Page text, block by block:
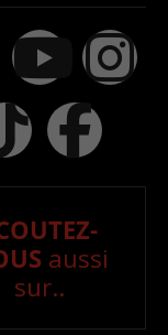
aussi
sur..